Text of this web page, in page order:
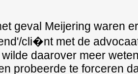
geval Meijering waren
cli�nt met de
wilde daarover meer
probeerde te forceren